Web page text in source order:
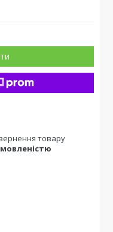
товару